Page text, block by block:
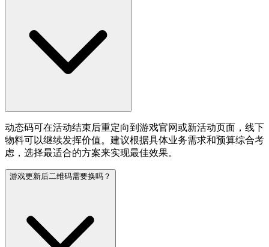
动态码可在活动结束后重定向到游戏官网或新活动页面，线下
物料可以继续发挥价值。建议根据具体业务需求和预算综合考
虑，选择最适合的方案来实现最佳效果。
游戏更新后二维码需要换吗？